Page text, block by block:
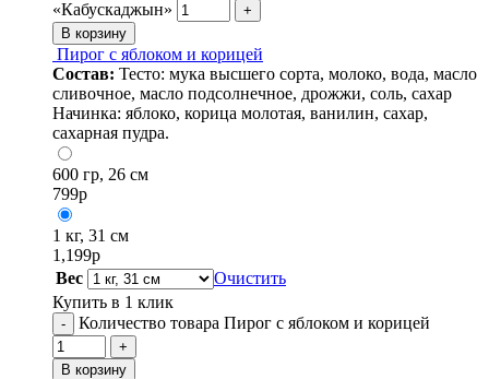
«Кабускаджын»
+
В корзину
Пирог с яблоком и корицей
Состав: Тесто: мука высшего сорта, молоко, вода, масло
сливочное, масло подсолнечное, дрожжи, соль, сахар
Начинка: яблоко, корица молотая, ванилин, сахар,
сахарная пудра.
600 гр, 26 см
799р
1 кг, 31 см
1,199р
Вес
Очистить
Купить в 1 клик
- Количество товара Пирог с яблоком и корицей
+
В корзину